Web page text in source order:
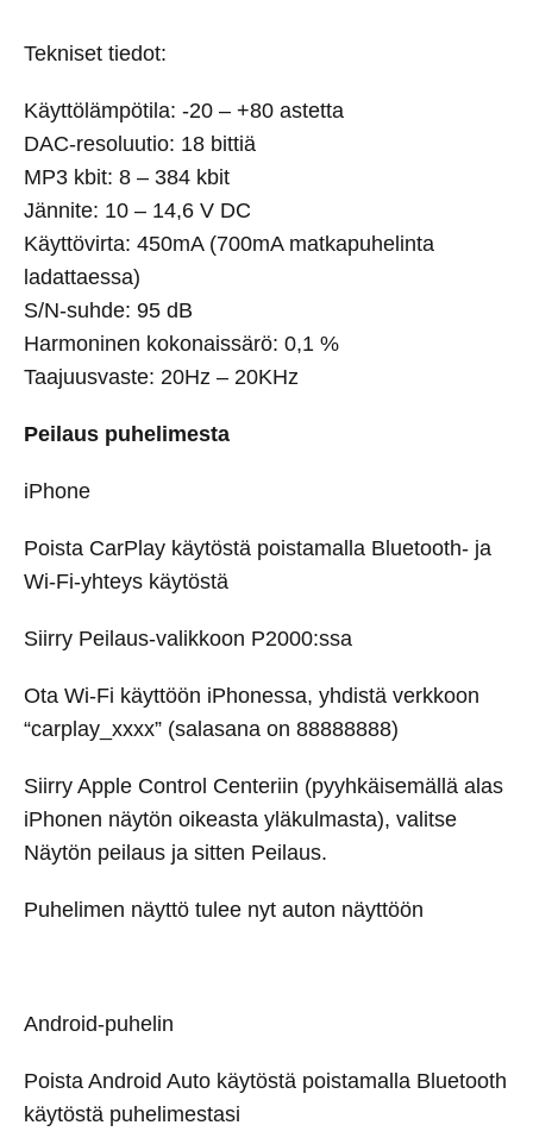
Tekniset tiedot:
Käyttölämpötila: -20 – +80 astetta
DAC-resoluutio: 18 bittiä
MP3 kbit: 8 – 384 kbit
Jännite: 10 – 14,6 V DC
Käyttövirta: 450mA (700mA matkapuhelinta
ladattaessa)
S/N-suhde: 95 dB
Harmoninen kokonaissärö: 0,1 %
Taajuusvaste: 20Hz – 20KHz
Peilaus puhelimesta
iPhone
Poista CarPlay käytöstä poistamalla Bluetooth- ja
Wi-Fi-yhteys käytöstä
Siirry Peilaus-valikkoon P2000:ssa
Ota Wi-Fi käyttöön iPhonessa, yhdistä verkkoon
“carplay_xxxx” (salasana on 88888888)
Siirry Apple Control Centeriin (pyyhkäisemällä alas
iPhonen näytön oikeasta yläkulmasta), valitse
Näytön peilaus ja sitten Peilaus.
Puhelimen näyttö tulee nyt auton näyttöön
Android-puhelin
Poista Android Auto käytöstä poistamalla Bluetooth
käytöstä puhelimestasi